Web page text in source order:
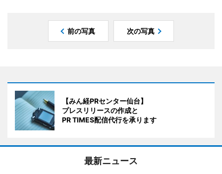
前の写真 次の写真
【みん経PRセンター仙台】
プレスリリースの作成と
PR TIMES配信代行を承ります
最新ニュース